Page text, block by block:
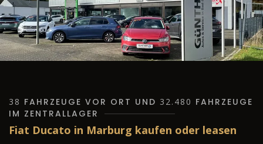
38 FAHRZEUGE VOR ORT UND 32.480 FAHRZEUGE
IM ZENTRALLAGER
Fiat Ducato in Marburg kaufen oder leasen